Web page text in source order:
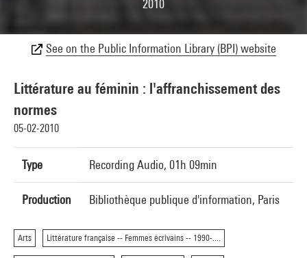
2010
See on the Public Information Library (BPI) website
Littérature au féminin : l'affranchissement des
normes
05-02-2010
Type Recording Audio, 01h 09min
Production Bibliothèque publique d'information, Paris
Arts Littérature française -- Femmes écrivains -- 1990-....